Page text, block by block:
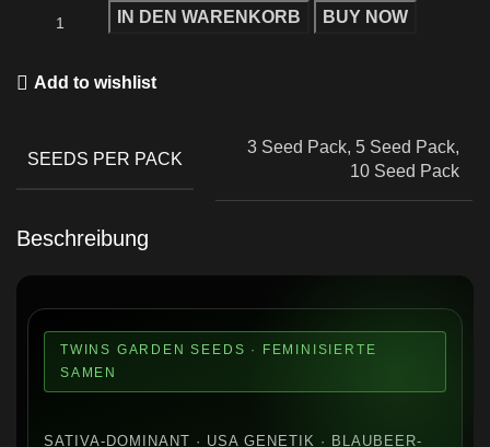
IN DEN WARENKORB BUY NOW
Add to wishlist
SEEDS PER PACK
3 Seed Pack, 5 Seed Pack,
10 Seed Pack
Beschreibung
TWINS GARDEN SEEDS · FEMINISIERTE
SAMEN
SATIVA-DOMINANT · USA GENETIK · BLAUBEER-